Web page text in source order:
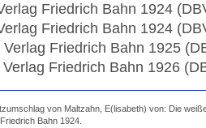
Friedrich Bahn 1924
Friedrich Bahn 1924
Friedrich Bahn 1925
Friedrich Bahn 1926
von Maltzahn, E(lisabeth) von: Die
Bahn 1924.